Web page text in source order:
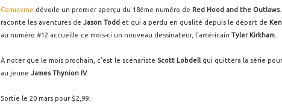
Comicvine dévoile un premier aperçu du 18ème numéro de Red Hood and the Outlaws
raconte les aventures de Jason Todd et qui a perdu en qualité depuis le départ de
au numéro #12 accueille ce mois-ci un nouveau dessinateur, l'américain Tyler Kirkham
À noter que le mois prochain, c'est le scénariste Scott Lobdell qui quittera la série
au jeune James Thynion IV.
Sortie le 20 mars pour $2,99.